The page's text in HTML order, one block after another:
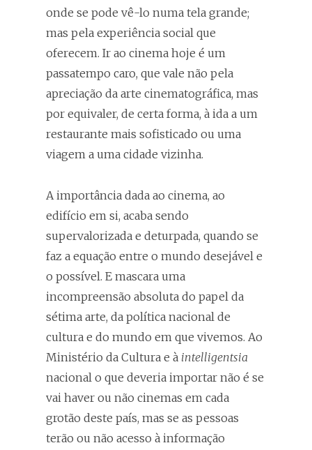
onde se pode vê-lo numa tela grande;
mas pela experiência social que
oferecem. Ir ao cinema hoje é um
passatempo caro, que vale não pela
apreciação da arte cinematográfica, mas
por equivaler, de certa forma, à ida a um
restaurante mais sofisticado ou uma
viagem a uma cidade vizinha.
A importância dada ao cinema, ao
edifício em si, acaba sendo
supervalorizada e deturpada, quando se
faz a equação entre o mundo desejável e
o possível. E mascara uma
incompreensão absoluta do papel da
sétima arte, da política nacional de
cultura e do mundo em que vivemos. Ao
Ministério da Cultura e à intelligentsia
nacional o que deveria importar não é se
vai haver ou não cinemas em cada
grotão deste país, mas se as pessoas
terão ou não acesso à informação